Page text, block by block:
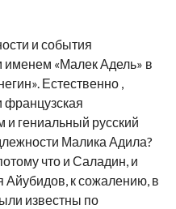
и события
«Малек Адель» в
Естественно ,
французская
и гениальный русский
Малика Адила?
что и Саладин, и
Айубидов, к сожалению, в
известны по